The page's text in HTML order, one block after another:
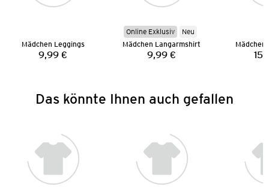
Mädchen Leggings
Preis:
9,99 €
Online Exklusiv
Neu
Mädchen Langarmshirt
Preis:
9,99 €
Das könnte Ihnen auch gefallen